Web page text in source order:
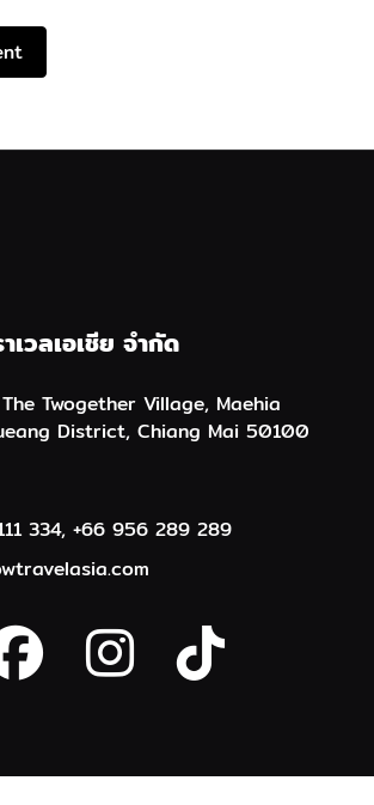
วลเอเชีย จำกัด
Twogether Village, Maehia
District, Chiang Mai 50100
334, +66 956 289 289